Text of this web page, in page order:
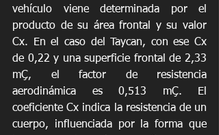
vehículo viene determinada por el
producto de su área frontal y su valor
Cx. En el caso del Taycan, con ese Cx
de 0,22 y una superficie frontal de 2,33
mÇ, el factor de resistencia
aerodinámica es 0,513 mÇ. El
coeficiente Cx indica la resistencia de un
cuerpo, influenciada por la forma que